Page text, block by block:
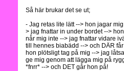
Så här brukar det se ut;
- Jag retas lite lätt --> hon jagar
> jag fnattar in under bordet --> hon
når mig inte --> jag fnattar vidare
till hennes biabädd --> och DÄR får
hon plötsligt tag på mig --> jag
ge mig genom att lägga mig på
*fnrr* --> och DET går hon på!